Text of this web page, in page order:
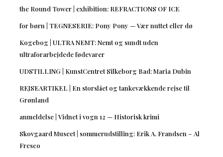
the Round Tower | exhibition: REFRACTIONS OF ICE
for børn | TEGNESERIE: Pony Pony — Vær nuttet eller dø
Kogebog | ULTRA NEMT: Nemt og sundt uden
ultraforarbejdede fødevarer
UDSTILLING | KunstCentret Silkeborg Bad: Maria Dubin
REJSEARTIKEL | En storslået og tankevækkende rejse til
Grønland
anmeldelse | Vidnet i vogn 12 — Historisk krimi
Skovgaard Museet | sommerudstilling: Erik A. Frandsen – Al
Fresco